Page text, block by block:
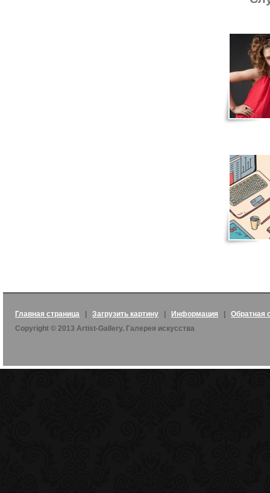
Главная страница Загрузить картину Информация
Обратная
Copyright © 2013 Artist-Gallery. Галерея искусства